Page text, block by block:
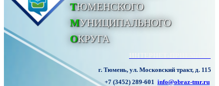
ТЮМЕНСКОГО
МУНИЦИПАЛЬНОГО
ОКРУГА
ИНТЕРНЕТ-ПРИЕМНАЯ
г. Тюмень, ул. Московский тракт, д. 115
+7 (3452) 289-601 info@obraz-tmr.ru